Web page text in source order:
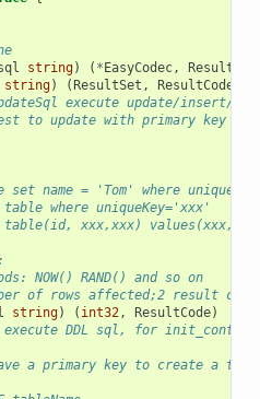
string) ( * EasyCodec,
string) ( ResultSet , ResultCode
execute update/insert/
to update with primary key
name = 'Tom' where
where uniqueKey='xxx'
xxx,xxx)
NOW() RAND() and so on
of rows affected;2 result code
string) ( int32, ResultCode)
execute DDL sql, for
a primary key to create a